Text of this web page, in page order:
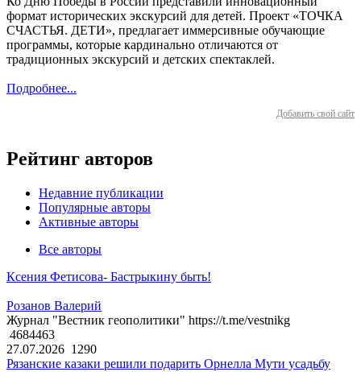
формат исторических экскурсий для детей. Проект «ТОЧКА
СЧАСТЬЯ. ДЕТИ», предлагает иммерсивные обучающие
программы, которые кардинально отличаются от
традиционных экскурсий и детских спектаклей.
Подробнее...
Добавить свой сайт
Рейтинг авторов
Недавние публикации
Популярные авторы
Активные авторы
Все авторы
Ксения Фетисова- Бастрыкину быть!
Розанов Валерий
Журнал "Вестник геополитики" https://t.me/vestnikg
4684463
27.07.2026 1290
Рязанские казаки решили подарить Орнелла Мути усадьбу